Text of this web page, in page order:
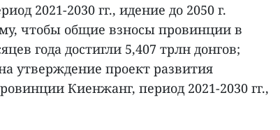
2021-2030 гг., идение до 2050 г.
чтобы общие взносы провинции в
года достигли 5,407 трлн донгов;
утверждение проект развития
Киенжанг, период 2021-2030 гг.,